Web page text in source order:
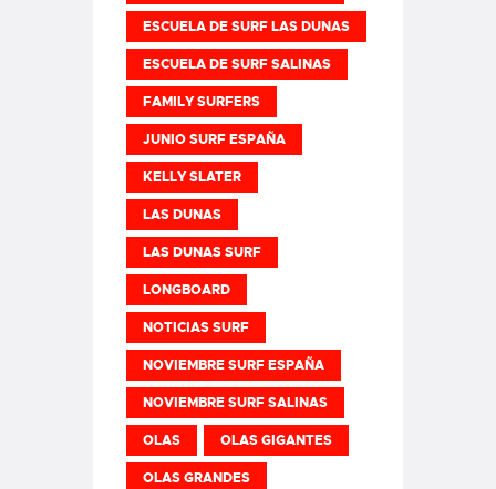
ESCUELA DE SURF LAS DUNAS
ESCUELA DE SURF SALINAS
FAMILY SURFERS
JUNIO SURF ESPAÑA
KELLY SLATER
LAS DUNAS
LAS DUNAS SURF
LONGBOARD
NOTICIAS SURF
NOVIEMBRE SURF ESPAÑA
NOVIEMBRE SURF SALINAS
OLAS OLAS GIGANTES
OLAS GRANDES